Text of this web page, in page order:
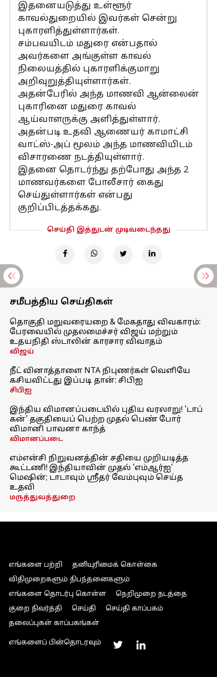
இதனையடுத்து உள்ளூர்
காவல்துறையில் இவர்கள் சென்று
புகாரளித்துள்ளார்கள்.
சம்பவயிடம் மதுரை என்பதால்
அவர்களை அங்குள்ள காவல்
நிலையத்தில் புகாரளிக்குமாறு
அறிவுறுத்தியுள்ளார்கள்.
அதன்பேரில் அந்த மாணவி ஆன்லைன்
புகாரினை மதுரை காவல்
ஆய்வாளருக்கு அளித்துள்ளார்.
அதன்படி உதவி ஆணையர் காமாட்சி
வாட்ஸ்-அப் மூலம் அந்த மாணவியிடம்
விசாரணை நடத்தியுள்ளார்.
இதனை தொடர்ந்து தற்போது அந்த 2
மாணவர்களை போலீசார் கைது
செய்துள்ளார்கள் என்பது
குறிப்பிடத்தக்கது.
செய்தி இத்துடன் முடிவடைந்தது
சமீபத்திய செய்திகள்
தொகுதி மறுவரையறை & மேகதாது விவகாரம்:
பேரவையில் முதலமைச்சர் விஜய் மற்றும்
உதயநிதி ஸ்டாலின் காரசார விவாதம்
விஜய்
நீட் வினாத்தாளை NTA நிபுணர்கள் வெளியே
கசியவிட்டது இப்படி தான்: சிபிஐ
சிபிஐ
இந்திய விமானப்படையில் புதிய வரலாறு! 'டாப்
கன்' தகுதியைப் பெற்ற முதல் பெண் போர்
விமானி பாவனா காந்த்
விமானப்படை
எம்என்சி நிறுவனத்தின் சதியை முறியடித்த
கூட்டணி! இந்தியாவின் முதல் 'எம்ஆர்ஐ'
மெஷின்; டாடாவும் ஸ்ரீதர் வேம்புவும் செய்த
உதவி
மருத்துவத்துறை
எங்களை பற்றி
தனியுரிமைக் கொள்கை
விதிமுறைகளும் நிபந்தனைகளும்
எங்களை தொடர்பு கொள்ள
நெறிமுறை நடத்தை
குறை நிவர்த்தி
செய்தி
செய்தி காப்பகம்
தலைப்புகள் காப்பகங்கள்
எங்களைப் பின்தொடரவும்